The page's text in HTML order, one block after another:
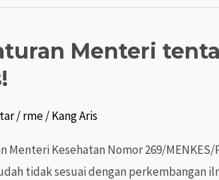
Menteri
/rme/Kang Aris
Menteri Kesehatan Nomor 269/
tidak sesuai dengan perkembangan